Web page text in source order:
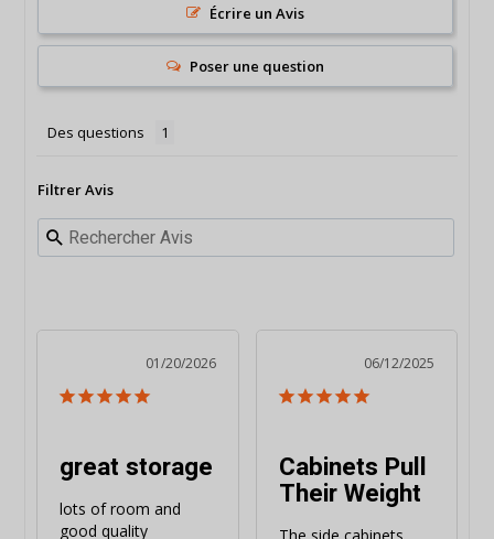
Écrire un Avis
Poser une question
Des questions
Filtrer Avis
01/20/2026
great storage
lots of room and
good quality
06/12/2025
Cabinets Pull
Their Weight